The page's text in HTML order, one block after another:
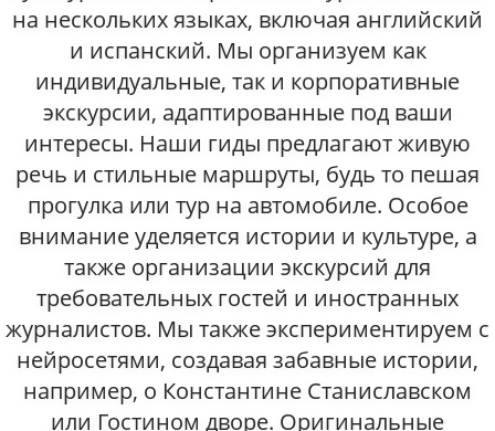
на нескольких языках, включая английский
и испанский. Мы организуем как
индивидуальные, так и корпоративные
экскурсии, адаптированные под ваши
интересы. Наши гиды предлагают живую
речь и стильные маршруты, будь то пешая
прогулка или тур на автомобиле. Особое
внимание уделяется истории и культуре, а
также организации экскурсий для
требовательных гостей и иностранных
журналистов. Мы также экспериментируем с
нейросетями, создавая забавные истории,
например, о Константине Станиславском
или Гостином дворе. Оригинальные